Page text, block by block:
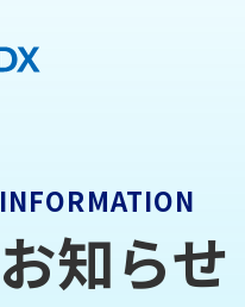
INFORMATION
お知らせ